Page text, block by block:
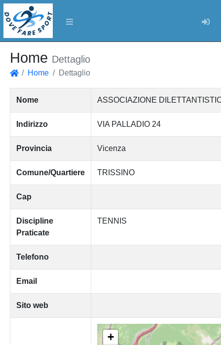
Home Dettaglio
Home Dettaglio
Nome ASSOCIAZIONE
Indirizzo VIA PALLADIO 24
Provincia Vicenza
Comune/Quartiere TRISSINO
Cap
Discipline
Praticate
TENNIS
Telefono
Email
Sito web
+